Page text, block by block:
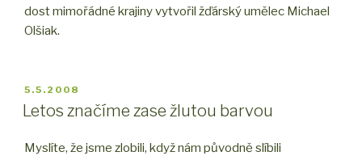
dost mimořádné krajiny vytvořil žďárský umělec Michael
Olšiak.
PUBLIKOVÁNO
5.5.2008
Letos značíme zase žlutou barvou
Myslíte, že jsme zlobili, když nám původně slíbili